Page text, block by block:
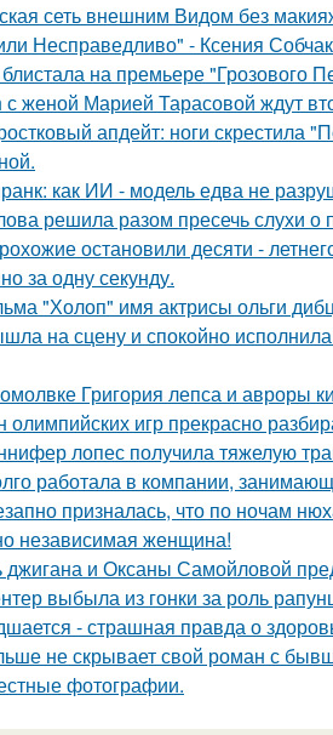
сеть внешним Видом без
Несправедливо" - Ксения
на премьере "Грозового
женой Марией Тарасовой ждут
апдейт: ноги скрестила
как ИИ - модель едва не
решила разом пресечь слухи о
остановили десяти -
за одну секунду.
"Холоп" имя актрисы ольги
на сцену и спокойно
Григория лепса и авроры
олимпийских игр прекрасно
лопес получила тяжелую
работала в компании,
призналась, что по ночам
независимая женщина!
джигана и Оксаны Самойловой
выбыла из гонки за роль
- страшная правда о
не скрывает свой роман с
фотографии.